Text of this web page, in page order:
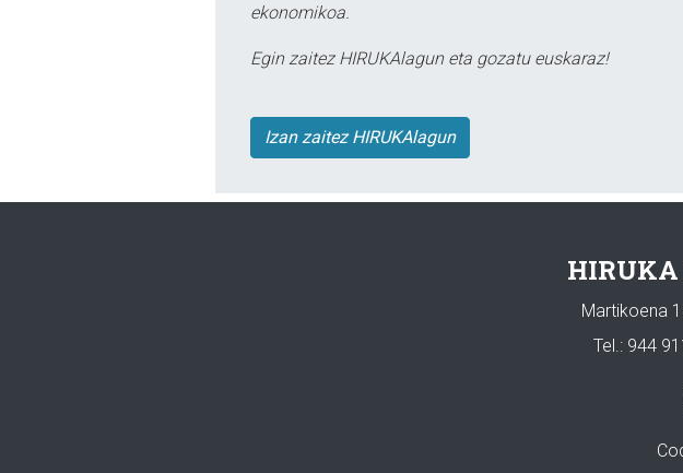
ekonomikoa.
Egin zaitez HIRUKAlagun eta gozatu euskaraz!
Izan zaitez HIRUKAlagun
Martikoena
Tel.: 944